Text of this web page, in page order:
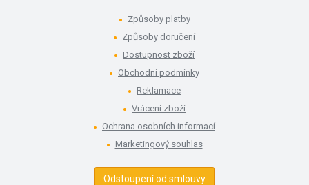
Způsoby platby
Způsoby doručení
Dostupnost zboží
Obchodní podmínky
Reklamace
Vrácení zboží
Ochrana osobních informací
Marketingový souhlas
Odstoupení od smlouvy